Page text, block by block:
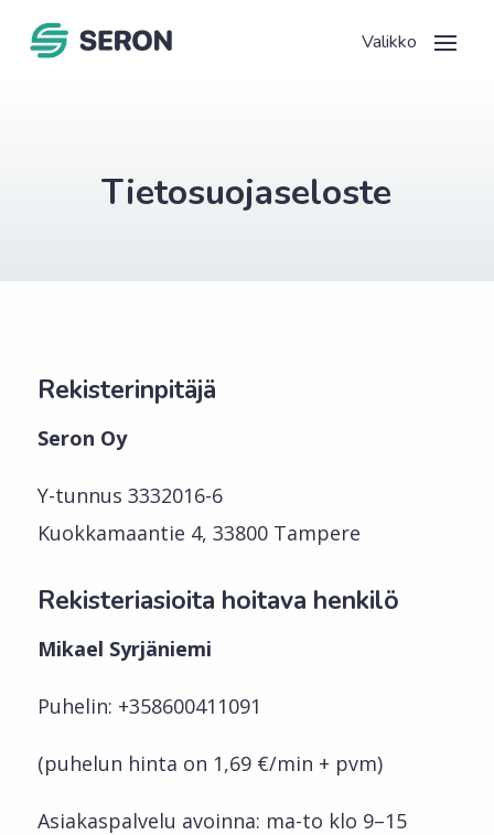
Tietosuoja­seloste
Rekisterinpitäjä
Seron Oy
Y-tunnus 3332016-6
Kuokkamaantie 4, 33800 Tampere
Rekisteriasioita hoitava henkilö
Mikael Syrjäniemi
Puhelin: +358600411091
(puhelun hinta on 1,69 €/min + pvm)
Asiakaspalvelu avoinna: ma-to klo 9–15